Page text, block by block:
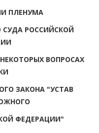
ПЛЕНУМА
РОССИЙСКОЙ
НЕКОТОРЫХ ВОПРОСАХ
ЗАКОНА "УСТАВ
ФЕДЕРАЦИИ"